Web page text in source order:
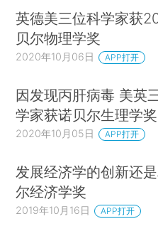
英德美三位科学家获
贝尔物理学奖
2020年10月06日 APP打开
因发现丙肝病毒 美英
学家获诺贝尔生理学奖
2020年10月05日 APP打开
发展经济学的创新还
尔经济学奖
2019年10月16日 APP打开